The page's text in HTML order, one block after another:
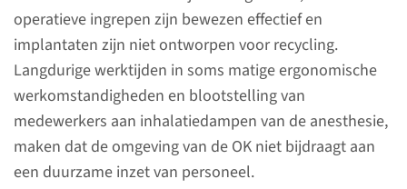
operatieve ingrepen zijn bewezen effectief en
implantaten zijn niet ontworpen voor recycling.
Langdurige werktijden in soms matige ergonomische
werkomstandigheden en blootstelling van
medewerkers aan inhalatiedampen van de anesthesie,
maken dat de omgeving van de OK niet bijdraagt aan
een duurzame inzet van personeel.
maximaal aandacht is voor de
gezondheid van de patiënt en
medewerker.
lees meer